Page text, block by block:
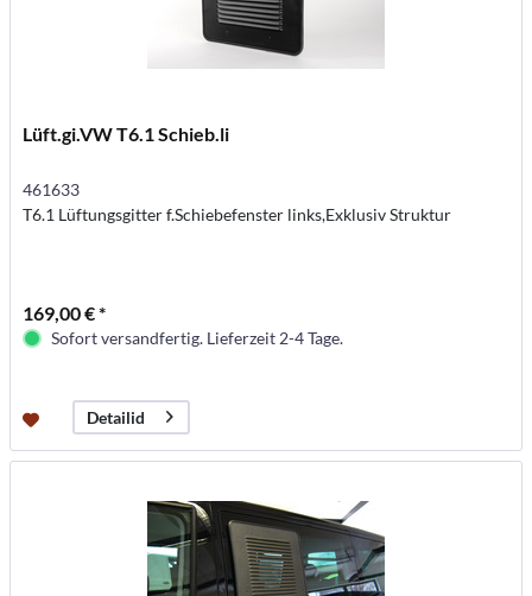
Lüft.gi.VW T6.1 Schieb.li
461633
T6.1 Lüftungsgitter f.Schiebefenster links,Exklusiv Struktur
169,00 € *
Sofort versandfertig. Lieferzeit 2-4 Tage.
Detailid